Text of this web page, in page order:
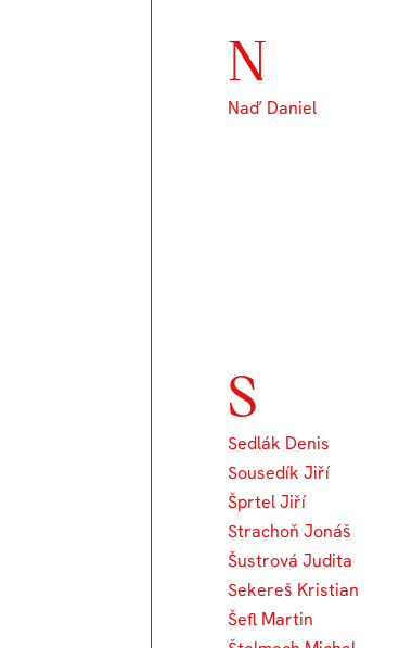
N
Naď Daniel
S
Sedlák Denis
Sousedík Jiří
Šprtel Jiří
Strachoň Jonáš
Šustrová Judita
Sekereš Kristian
Šefl Martin